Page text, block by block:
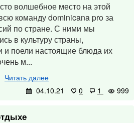
волшебное место на этой
команду dominicana pro за
по стране. С ними мы
в культуру страны,
и поели настоящие блюда их
м...
Читать далее
04.10.21
0 1 999